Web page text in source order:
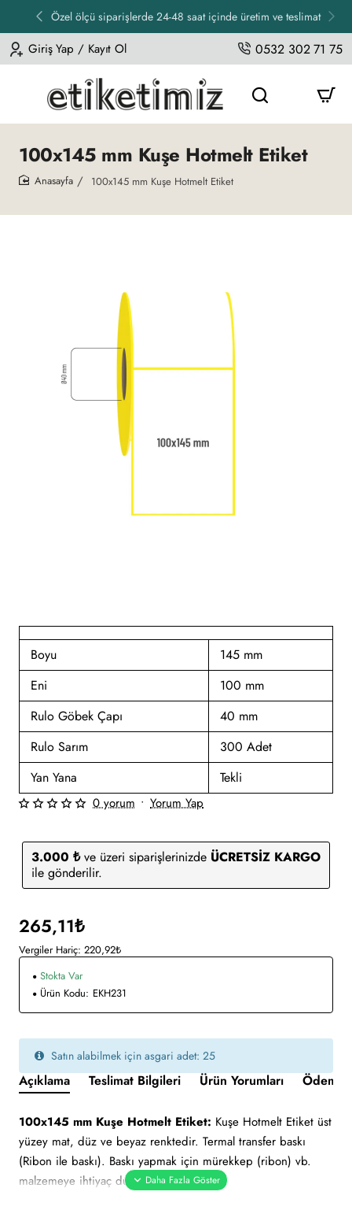
Özel ölçü siparişlerde 24-48 saat içinde üretim ve teslimat
Giriş Yap / Kayıt Ol 0532 302 71 75
100x145 mm Kuşe Hotmelt Etiket
100x145 mm Kuşe Hotmelt Etiket
Boyu
145 mm
Eni
100 mm
Rulo Göbek Çapı
40 mm
Rulo Sarım
300 Adet
Yan Yana
Tekli
3.000 ₺ve üzeri siparişlerinizde ÜCRETSİZ KARGO
ile gönderilir.
0 yorum • Yorum Yap
265,11₺
Vergiler Hariç: 220,92₺
Stokta Var
Ürün Kodu: EKH231
Satın alabilmek için asgari adet: 25
Açıklama Teslimat Bilgileri Ürün Yorumları Ödeme
100x145 mm Kuşe Hotmelt Etiket: Kuşe Hotmelt Etiket üst
yüzey mat, düz ve beyaz renktedir. Termal transfer baskı
(Ribon ile baskı). Baskı yapmak için mürekkep (ribon) vb.
malzemeye ihtiyaç duyulur.